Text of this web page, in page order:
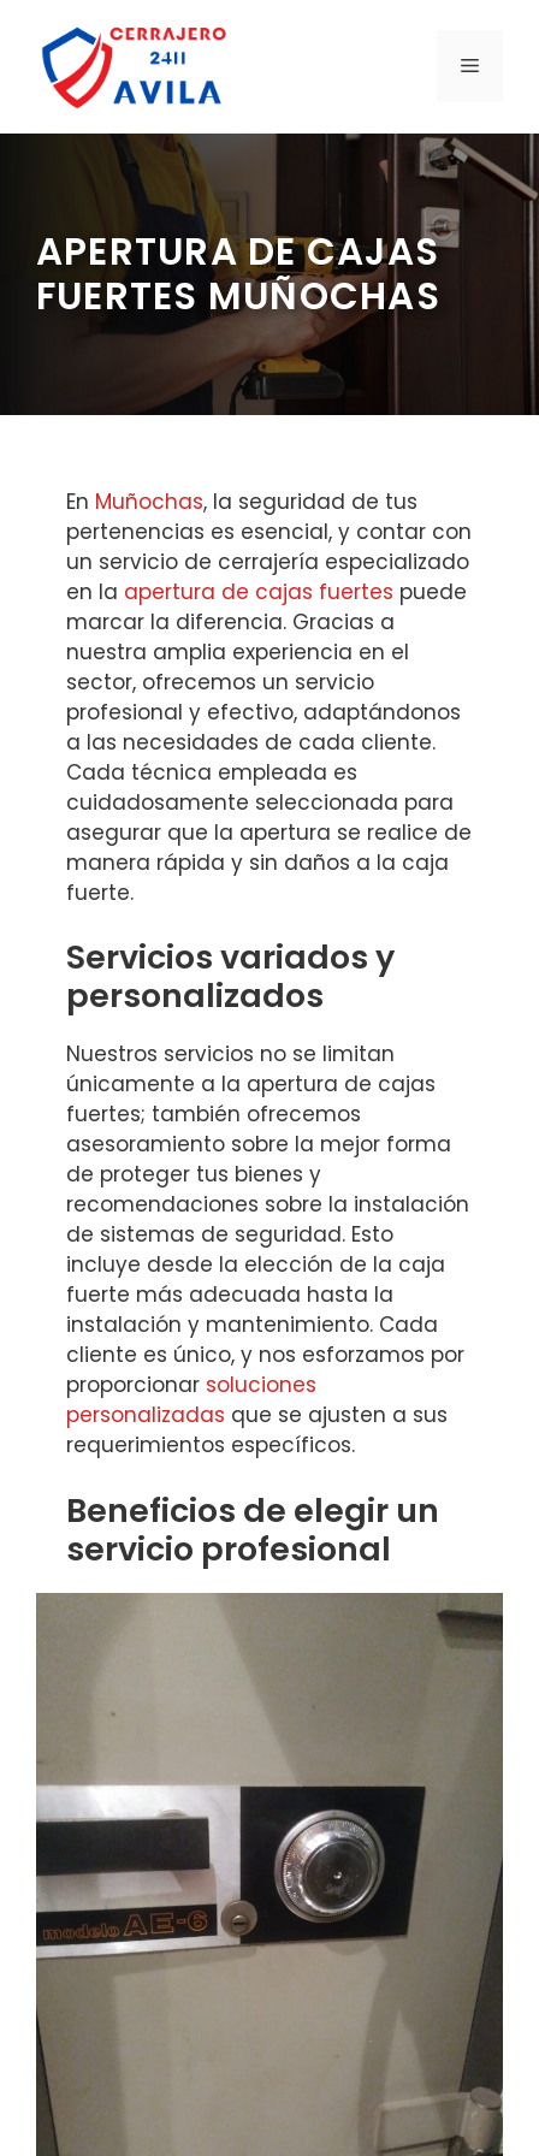
contenido
MENÚ
APERTURA DE CAJAS
FUERTES MUÑOCHAS
En Muñochas, la seguridad de tus
pertenencias es esencial, y contar con
un servicio de cerrajería especializado
en la apertura de cajas fuertes puede
marcar la diferencia. Gracias a
nuestra amplia experiencia en el
sector, ofrecemos un servicio
profesional y efectivo, adaptándonos
a las necesidades de cada cliente.
Cada técnica empleada es
cuidadosamente seleccionada para
asegurar que la apertura se realice de
manera rápida y sin daños a la caja
fuerte.
Servicios variados y
personalizados
Nuestros servicios no se limitan
únicamente a la apertura de cajas
fuertes; también ofrecemos
asesoramiento sobre la mejor forma
de proteger tus bienes y
recomendaciones sobre la instalación
de sistemas de seguridad. Esto
incluye desde la elección de la caja
fuerte más adecuada hasta la
instalación y mantenimiento. Cada
cliente es único, y nos esforzamos por
proporcionar soluciones
personalizadas que se ajusten a sus
requerimientos específicos.
Beneficios de elegir un
servicio profesional